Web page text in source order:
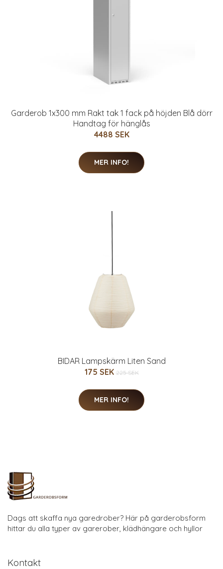
Garderob 1x300 mm Rakt tak 1 fack på höjden Blå dörr
Handtag för hänglås
4488 SEK
MER INFO!
BIDAR Lampskärm Liten Sand
175 SEK 225 SEK
MER INFO!
Dags att skaffa nya garedrober? Här på garderobsform
hittar du alla typer av garerober, klädhängare och hyllor
Kontakt